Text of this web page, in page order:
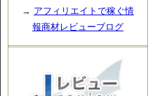
→ アフィリエイトで稼ぐ情
報商材レビューブログ